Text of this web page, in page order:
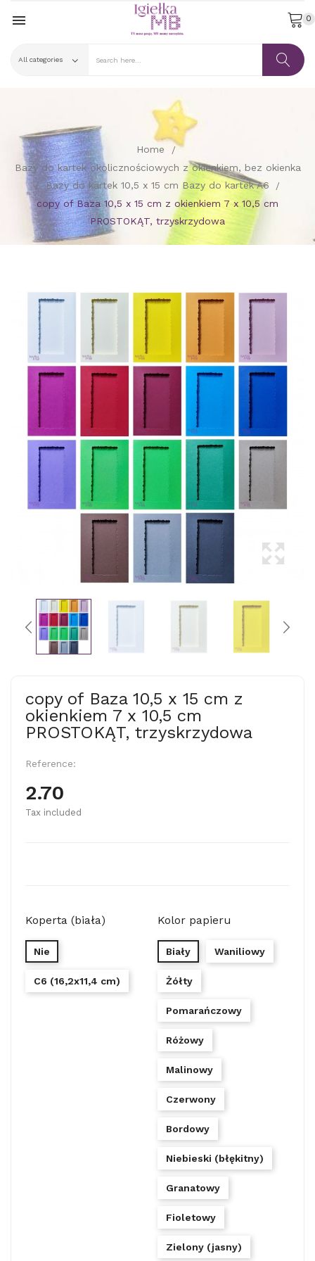
 0
Home
Bazy do kartek okolicznościowych z okienkiem, bez okienka
Bazy do kartek 10,5 x 15 cm Bazy do kartek A6
copy of Baza 10,5 x 15 cm z okienkiem 7 x 10,5 cm
PROSTOKĄT, trzyskrzydowa
copy of Baza 10,5 x 15 cm z
okienkiem 7 x 10,5 cm
PROSTOKĄT, trzyskrzydowa
Reference:
2.70
Tax included
Koperta (biała)
Nie
C6 (16,2x11,4 cm)
Kolor papieru
Biały Waniliowy
Żółty
Pomarańczowy
Różowy
Malinowy
Czerwony
Bordowy
Niebieski (błękitny)
Granatowy
Fioletowy
Zielony (jasny)